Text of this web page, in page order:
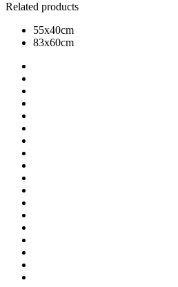
Related products
55x40cm
83x60cm